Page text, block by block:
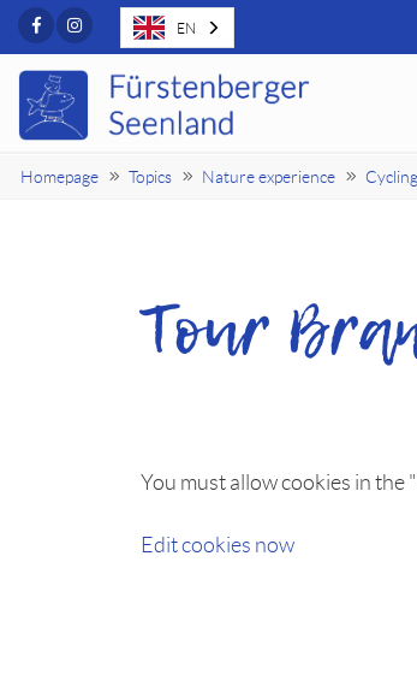
FacebookInstagram
Homepage Topics Nature experience Cycling
Tour
You must allow cookies in the
Edit cookies now
EN